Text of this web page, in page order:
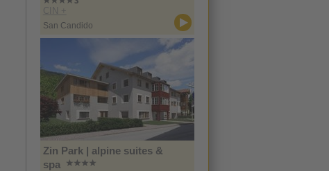
CIN +
San Candido
Zin Park | alpine suites &
spa